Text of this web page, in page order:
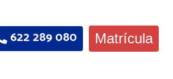
622 289 080 Matrícula